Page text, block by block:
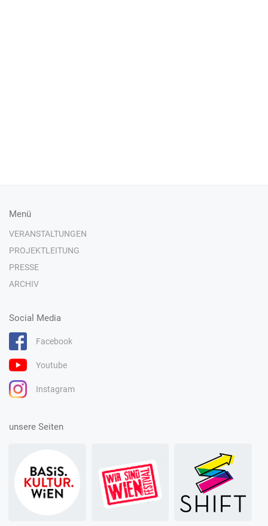
Menü
VERANSTALTUNGEN
PROJEKTLEITUNG
PRESSE
ARCHIV
Social Media
Facebook
Youtube
Instagram
unsere Seiten